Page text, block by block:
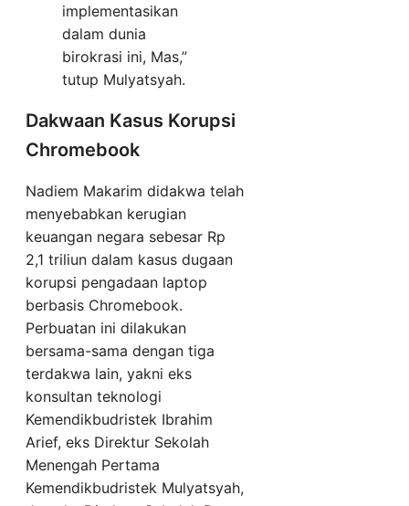
implementasikan
dalam dunia
birokrasi ini, Mas,”
tutup Mulyatsyah.
Dakwaan Kasus Korupsi
Chromebook
Nadiem Makarim didakwa telah
menyebabkan kerugian
keuangan negara sebesar Rp
2,1 triliun dalam kasus dugaan
korupsi pengadaan laptop
berbasis Chromebook.
Perbuatan ini dilakukan
bersama-sama dengan tiga
terdakwa lain, yakni eks
konsultan teknologi
Kemendikbudristek Ibrahim
Arief, eks Direktur Sekolah
Menengah Pertama
Kemendikbudristek Mulyatsyah,